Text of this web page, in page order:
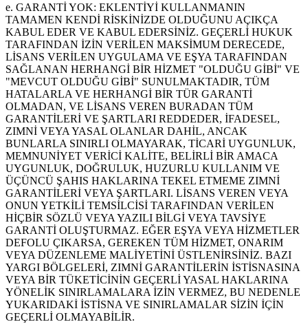
e. GARANTİ YOK: EKLENTİYİ KULLANMANIN
TAMAMEN KENDİ RİSKİNİZDE OLDUĞUNU AÇIKÇA
KABUL EDER VE KABUL EDERSİNİZ. GEÇERLİ HUKUK
TARAFINDAN İZİN VERİLEN MAKSİMUM DERECEDE,
LİSANS VERİLEN UYGULAMA VE EŞYA TARAFINDAN
SAĞLANAN HERHANGİ BİR HİZMET "OLDUĞU GİBİ" VE
"MEVCUT OLDUĞU GİBİ" SUNULMAKTADIR, TÜM
HATALARLA VE HERHANGİ BİR TÜR GARANTİ
OLMADAN, VE LİSANS VEREN BURADAN TÜM
GARANTİLERİ VE ŞARTLARI REDDEDER, İFADESEL,
ZIMNİ VEYA YASAL OLANLAR DAHİL, ANCAK
BUNLARLA SINIRLI OLMAYARAK, TİCARİ UYGUNLUK,
MEMNUNİYET VERİCİ KALİTE, BELİRLİ BİR AMACA
UYGUNLUK, DOĞRULUK, HUZURLU KULLANIM VE
ÜÇÜNCÜ ŞAHIS HAKLARINA TEKEL ETMEME ZIMNİ
GARANTİLERİ VEYA ŞARTLARI. LİSANS VEREN VEYA
ONUN YETKİLİ TEMSİLCİSİ TARAFINDAN VERİLEN
HİÇBİR SÖZLÜ VEYA YAZILI BİLGİ VEYA TAVSİYE
GARANTİ OLUŞTURMAZ. EĞER EŞYA VEYA HİZMETLER
DEFOLU ÇIKARSA, GEREKEN TÜM HİZMET, ONARIM
VEYA DÜZENLEME MALİYETİNİ ÜSTLENİRSİNİZ. BAZI
YARGI BÖLGELERİ, ZIMNİ GARANTİLERİN İSTİSNASINA
VEYA BİR TÜKETİCİNİN GEÇERLİ YASAL HAKLARINA
YÖNELİK SINIRLAMALARA İZİN VERMEZ, BU NEDENLE
YUKARIDAKİ İSTİSNA VE SINIRLAMALAR SİZİN İÇİN
GEÇERLİ OLMAYABİLİR.